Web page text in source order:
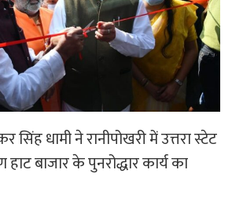
सिंह धामी ने रानीपोखरी में उत्तरा स्टेट
हाट बाजार के पुनरोद्धार कार्य का